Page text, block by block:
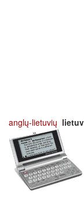
anglų-lietuvių